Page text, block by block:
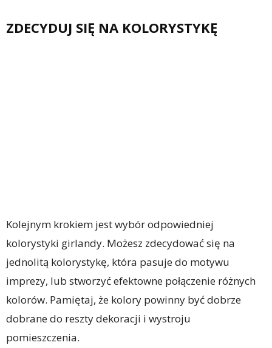
ZDECYDUJ SIĘ NA KOLORYSTYKĘ
Kolejnym krokiem jest wybór odpowiedniej
kolorystyki girlandy. Możesz zdecydować się na
jednolitą kolorystykę, która pasuje do motywu
imprezy, lub stworzyć efektowne połączenie różnych
kolorów. Pamiętaj, że kolory powinny być dobrze
dobrane do reszty dekoracji i wystroju
pomieszczenia.